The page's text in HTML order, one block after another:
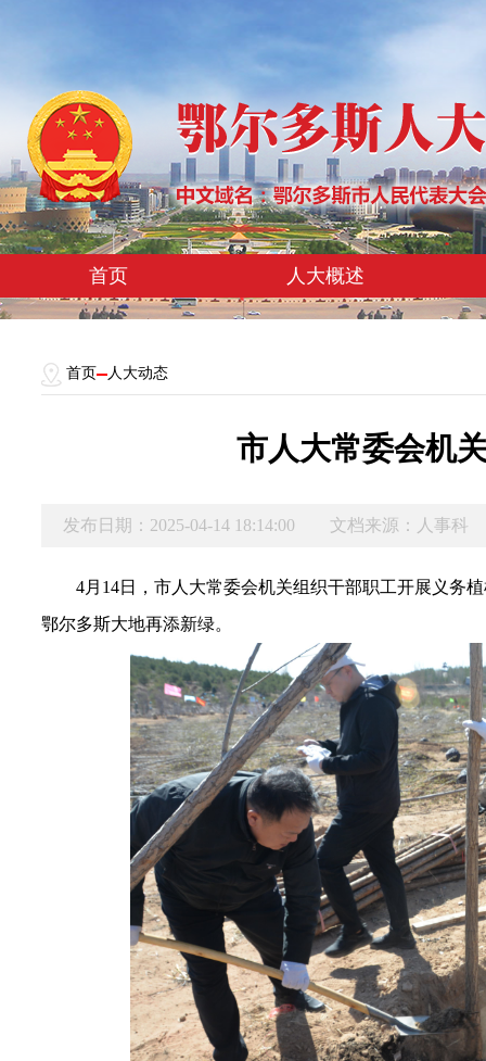
首页 人大概述
首页 人大动态
市人大常委会机
发布日期：2025-04-14 18:14:00 文档来源：人事科
4月 14日，市人大常委会机关组织干部职工开展义务
鄂尔多斯大地再添新绿。